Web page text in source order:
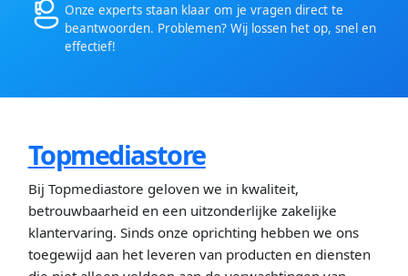
Onze experts staan klaar om je vragen direct te
beantwoorden. Problemen? Wij lossen het op, snel en
effectief!
Topmediastore
Bij Topmediastore geloven we in kwaliteit,
betrouwbaarheid en een uitzonderlijke zakelijke
klantervaring. Sinds onze oprichting hebben we ons
toegewijd aan het leveren van producten en diensten